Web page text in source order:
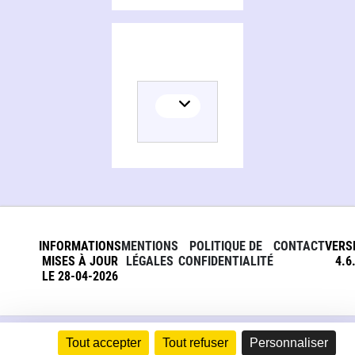
Tout accepter Tout refuser Personnaliser
INFORMATIONS
MISES À JOUR
LE 28-04-2026
MENTIONS
LÉGALES
POLITIQUE DE
CONFIDENTIALITÉ
CONTACT